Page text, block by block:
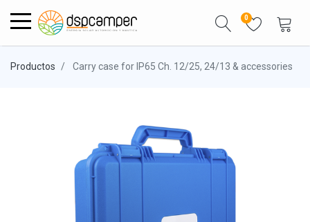
0
Productos Carry case for IP65 Ch. 12/25, 24/13 & accessories